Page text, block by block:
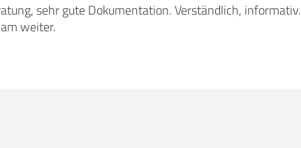
sehr gute Dokumentation. Verständlich, informativ.
weiter.